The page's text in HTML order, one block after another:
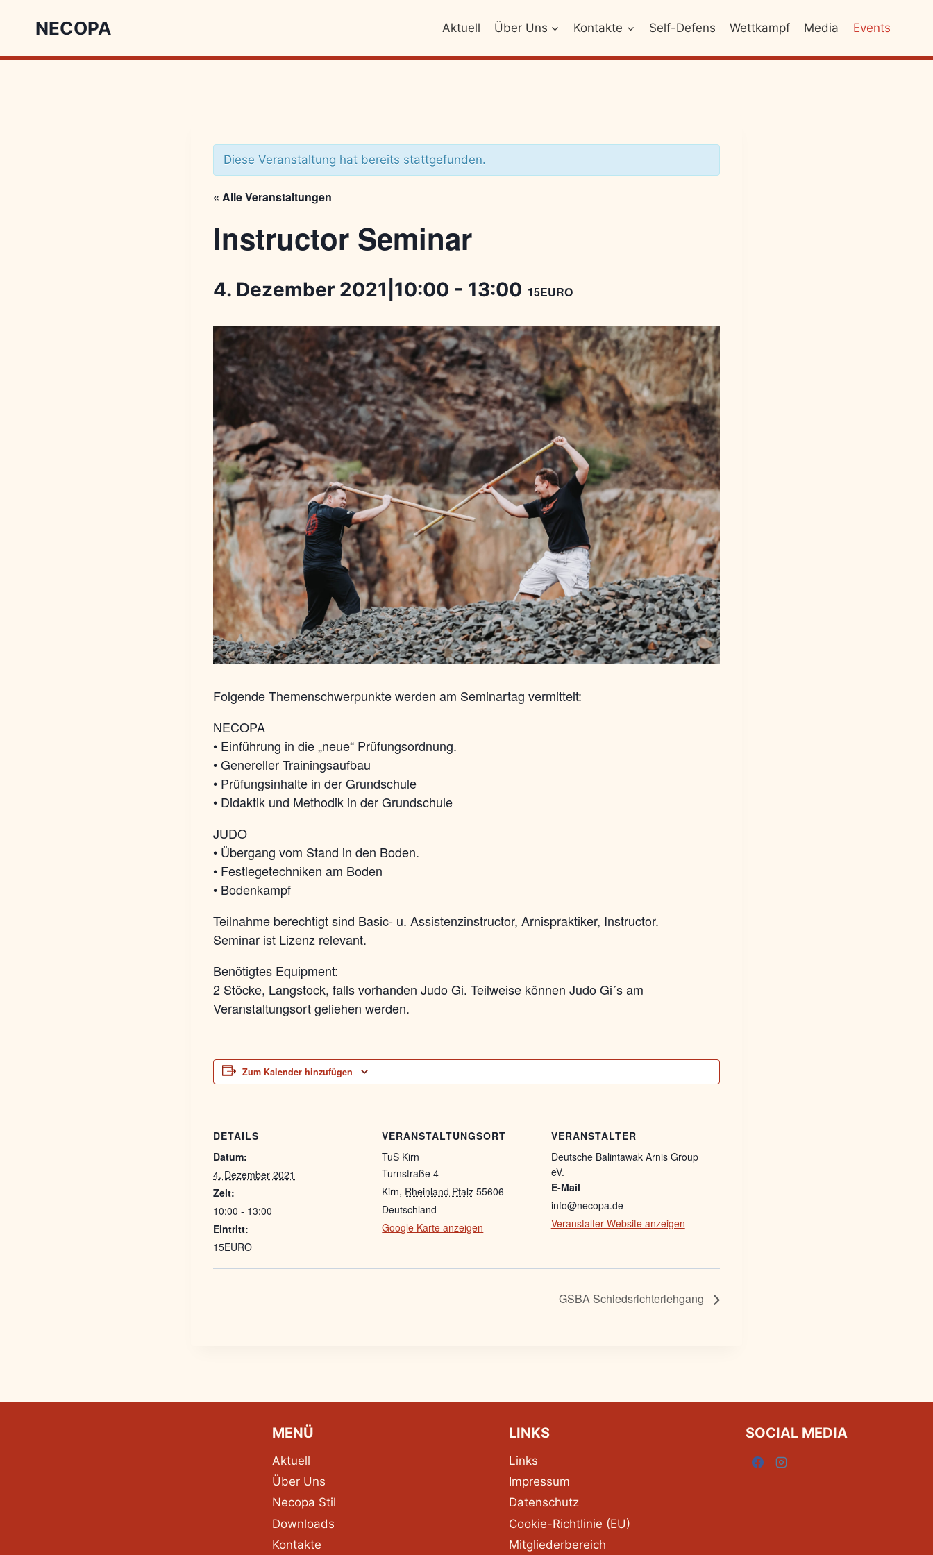
NECOPA Aktuell Über Uns Kontakte Self-Defens Wettkampf Media Events
Diese Veranstaltung hat bereits stattgefunden.
« Alle Veranstaltungen
Instructor Seminar
4. Dezember 2021|10:00 - 13:00 15EURO
Folgende Themenschwerpunkte werden am Seminartag vermittelt:
NECOPA
• Einführung in die „neue“ Prüfungsordnung.
• Genereller Trainingsaufbau
• Prüfungsinhalte in der Grundschule
• Didaktik und Methodik in der Grundschule
JUDO
• Übergang vom Stand in den Boden.
• Festlegetechniken am Boden
• Bodenkampf
Teilnahme berechtigt sind Basic- u. Assistenzinstructor, Arnispraktiker, Instructor.
Seminar ist Lizenz relevant.
Benötigtes Equipment:
2 Stöcke, Langstock, falls vorhanden Judo Gi. Teilweise können Judo Gi´s am
Veranstaltungsort geliehen werden.
Zum Kalender hinzufügen
DETAILS
Datum:
4. Dezember 2021
Zeit:
10:00 - 13:00
Eintritt:
15EURO
VERANSTALTUNGSORT
TuS Kirn
Turnstraße 4
Kirn, Rheinland Pfalz 55606
Deutschland
Google Karte anzeigen
VERANSTALTER
Deutsche Balintawak Arnis Group
eV.
E-Mail
info@necopa.de
Veranstalter-Website anzeigen
GSBA Schiedsrichterlehgang
MENÜ
Aktuell
Über Uns
Necopa Stil
Downloads
Kontakte
LINKS
Links
Impressum
Datenschutz
Cookie-Richtlinie (EU)
Mitgliederbereich
SOCIAL MEDIA